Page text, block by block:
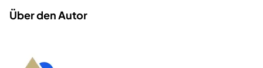
Über den Autor